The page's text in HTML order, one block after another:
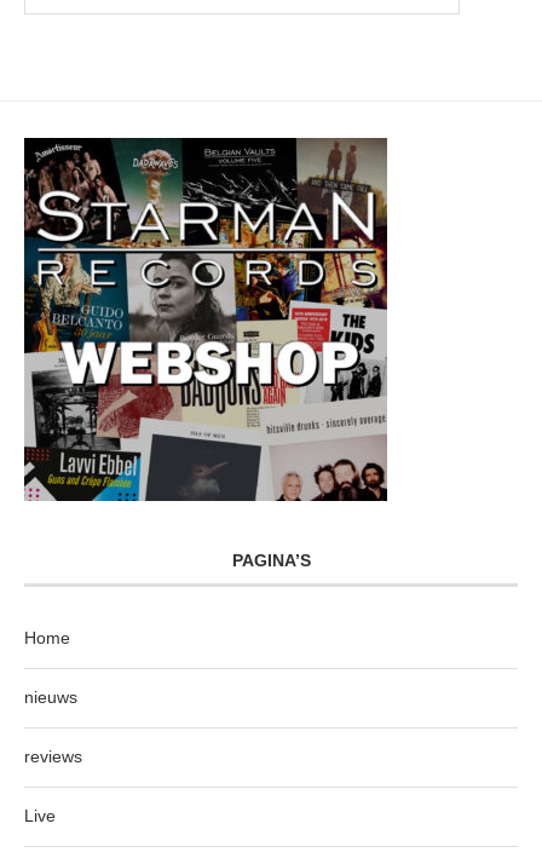
PAGINA’S
Home
nieuws
reviews
Live